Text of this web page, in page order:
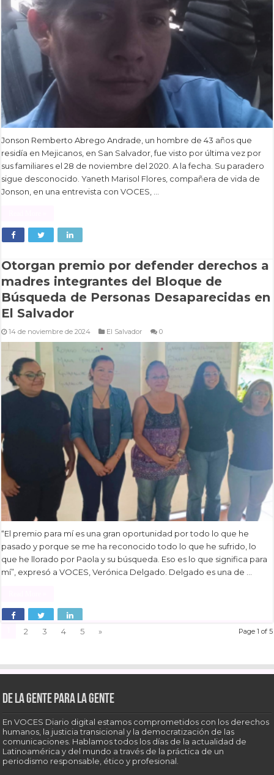
Jonson Remberto Abrego Andrade, un hombre de 43 años que
residía en Mejicanos, en San Salvador, fue visto por última vez por
sus familiares el 28 de noviembre del 2020. A la fecha. Su paradero
sigue desconocido. Yaneth Marisol Flores, compañera de vida de
Jonson, en una entrevista con VOCES, …
Otorgan premio por defender derechos a
madres integrantes del Bloque de
Búsqueda de Personas Desaparecidas en
El Salvador
14 de noviembre de 2024 El Salvador 0
“El premio para mí es una gran oportunidad por todo lo que he
pasado y porque se me ha reconocido todo lo que he sufrido, lo
que he llorado por Paola y su búsqueda. Eso es lo que significa para
mí”, expresó a VOCES, Verónica Delgado. Delgado es una de …
Page 1 of 5
2 3 4 5 »
De la gente para la gente
En VOCES Diario digital estamos comprometidos con los derechos
humanos, la justicia transicional y la democratización de las
comunicaciones. Hablamos todos los días de la actualidad de
Latinoamérica y del mundo a través de la práctica de un
periodismo responsable, ético y profesional.